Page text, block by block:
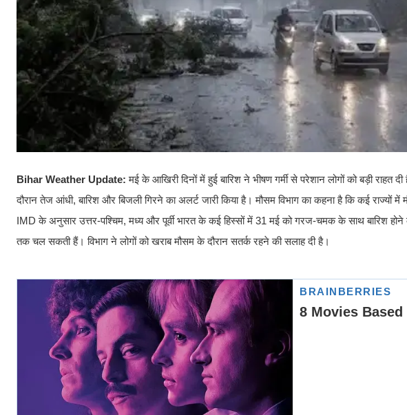
Bihar Weather Update:मई के आखिरी दिनों में हुई बारिश ने भीषण गर्मी से परेशान लोगों को बड़ी
दौरान तेज आंधी, बारिश और बिजली गिरने का अलर्ट जारी किया है। मौसम विभाग का कहना है कि कई
IMD के अनुसार उत्तर-पश्चिम, मध्य और पूर्वी भारत के कई हिस्सों में 31 मई को गरज-चमक के साथ बारिश
तक चल सकती हैं। विभाग ने लोगों को खराब मौसम के दौरान सतर्क रहने की सलाह दी है।